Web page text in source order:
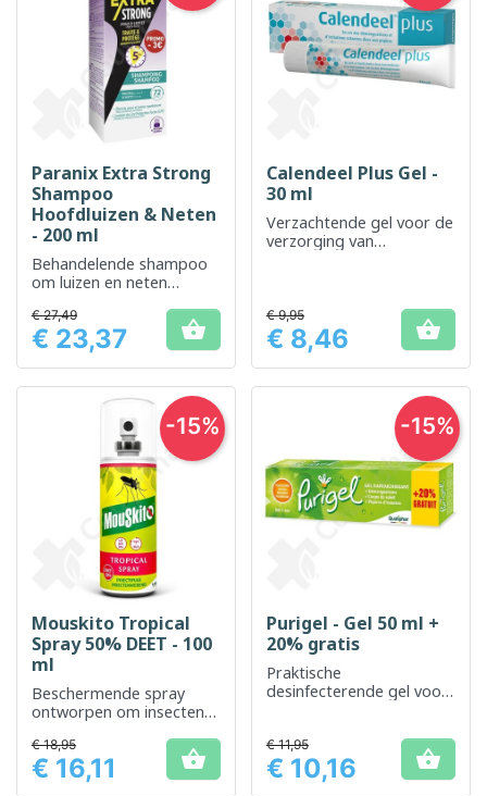
Paranix Extra Strong
Shampoo
Hoofdluizen & Neten
- 200 ml
Behandelende shampoo
om luizen en neten
Prijs
€ 27,49
€ 23,37 
Calendeel Plus Gel -
30 ml
Verzachtende gel voor de
verzorging van
Prijs
€ 9,95
€ 8,46 
Mouskito Tropical
Spray 50% DEET - 100
ml
Beschermende spray
ontworpen om insecten
gebieden
Prijs
€ 18,95
€ 16,11 
-15%
Purigel - Gel 50 ml +
20% gratis
Praktische
desinfecterende gel voor
Prijs
€ 11,95
€ 10,16 
-15%